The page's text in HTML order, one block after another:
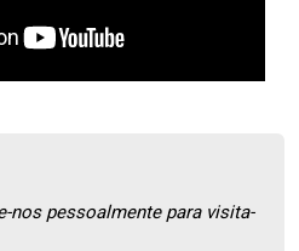
nos pessoalmente para visita-